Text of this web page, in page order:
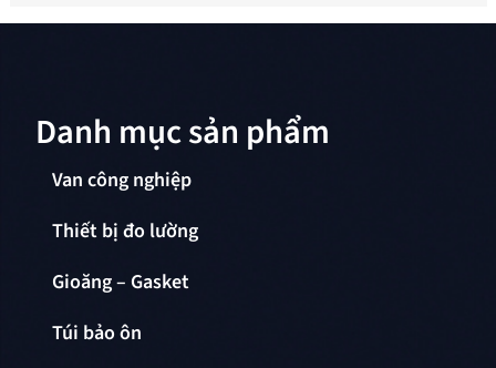
Danh mục sản phẩm
Van công nghiệp
Thiết bị đo lường
Gioăng – Gasket
Túi bảo ôn